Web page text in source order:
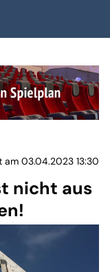
Holz
am 03.04.2023 13:30
nicht aus